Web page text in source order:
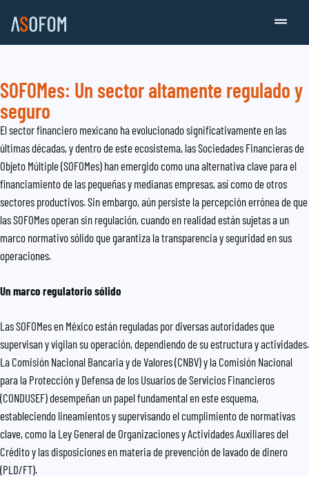
SOFOMes: Un sector altamente regulado y
seguro
El sector financiero mexicano ha evolucionado significativamente en las
últimas décadas, y dentro de este ecosistema, las Sociedades Financieras de
Objeto Múltiple (SOFOMes) han emergido como una alternativa clave para el
financiamiento de las pequeñas y medianas empresas, así como de otros
sectores productivos. Sin embargo, aún persiste la percepción errónea de que
las SOFOMes operan sin regulación, cuando en realidad están sujetas a un
marco normativo sólido que garantiza la transparencia y seguridad en sus
operaciones.
Un marco regulatorio sólido
Las SOFOMes en México están reguladas por diversas autoridades que
supervisan y vigilan su operación, dependiendo de su estructura y actividades.
La Comisión Nacional Bancaria y de Valores (CNBV) y la Comisión Nacional
para la Protección y Defensa de los Usuarios de Servicios Financieros
(CONDUSEF) desempeñan un papel fundamental en este esquema,
estableciendo lineamientos y supervisando el cumplimiento de normativas
clave, como la Ley General de Organizaciones y Actividades Auxiliares del
Crédito y las disposiciones en materia de prevención de lavado de dinero
(PLD/FT).